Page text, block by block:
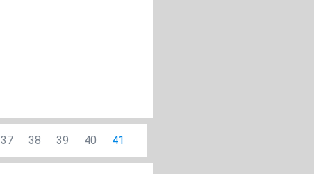
37 38 39 40 41